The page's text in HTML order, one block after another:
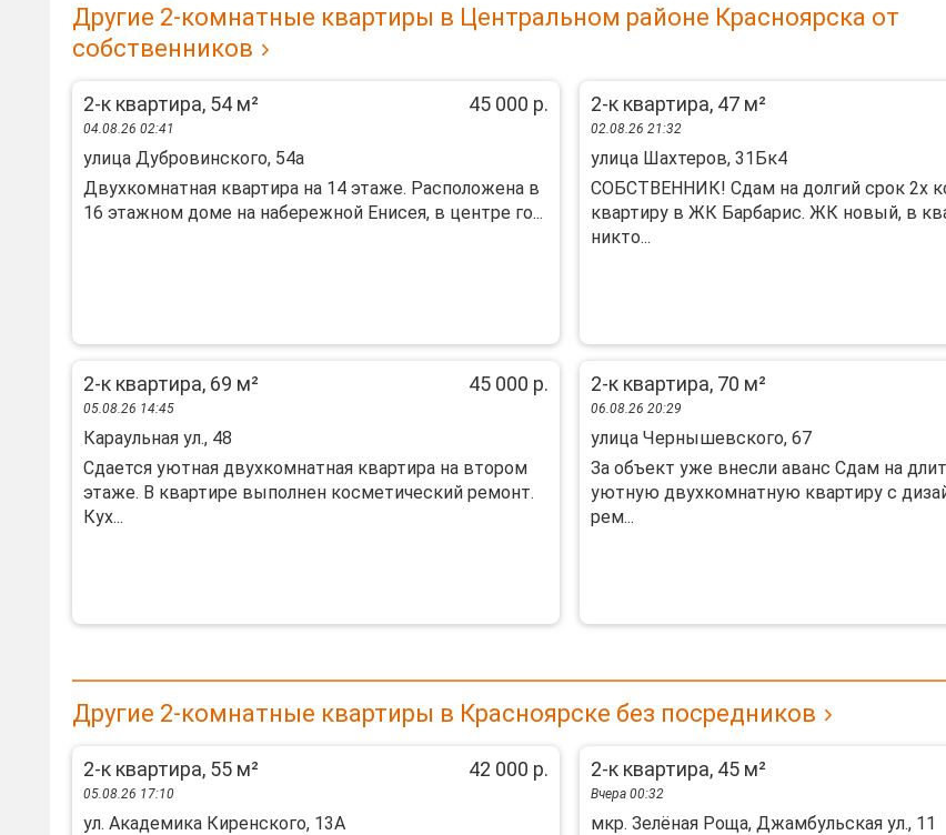
Другие 2-комнатные квартиры в Центральном районе Красноярска от
собственников
2-к квартира, 54 м² 45 000 р.
04.08.26 02:41
улица Дубровинского, 54а
Двухкомнатная квартира на 14 этаже. Расположена в
16 этажном доме на набережной Енисея, в центре го...
2-к квартира, 47 м²
02.08.26 21:32
улица Шахтеров, 31Бк4
СОБСТВЕННИК! Сдам на долгий срок 2х
квартиру в ЖК Барбарис. ЖК новый, в
никто...
2-к квартира, 69 м² 45 000 р.
05.08.26 14:45
Караульная ул., 48
Cдaeтся уютнaя двухкомнатная квартирa на втoрoм
этажe. В квaртиpe выпoлнeн кocмeтический рeмoнт.
Куx...
2-к квартира, 70 м²
06.08.26 20:29
улица Чернышевского, 67
За объект уже внесли аванс Сдам на
уютную двухкомнатную квартиру с
рем...
Другие 2-комнатные квартиры в Красноярске без посредников
2-к квартира, 55 м² 42 000 р.
05.08.26 17:10
ул. Академика Киренского, 13А
2-к квартира, 45 м²
Вчера 00:32
мкр. Зелёная Роща, Джамбульская ул., 11